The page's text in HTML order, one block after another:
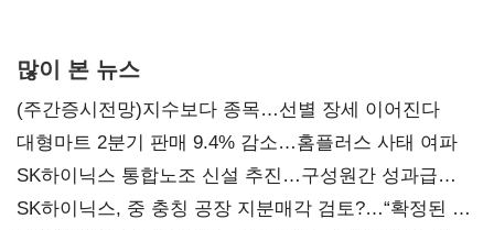
많이 본 뉴스
(주간증시전망)지수보다 종목…선별 장세 이어진다
대형마트 2분기 판매 9.4% 감소…홈플러스 사태 여파
SK하이닉스 통합노조 신설 추진…구성원간 성과급
불만 확산
SK하이닉스, 중 충칭 공장 지분매각 검토?…“확정된 바